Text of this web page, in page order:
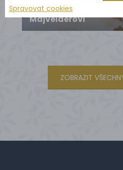
Svatba na zámku
Majvelderovi
ZOBRAZIT
Spravovat cookies